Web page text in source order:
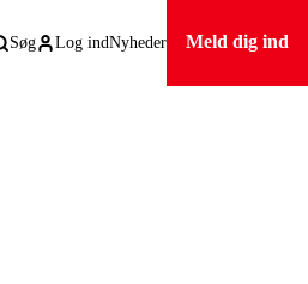
Søg Log indNyheder Meld dig ind